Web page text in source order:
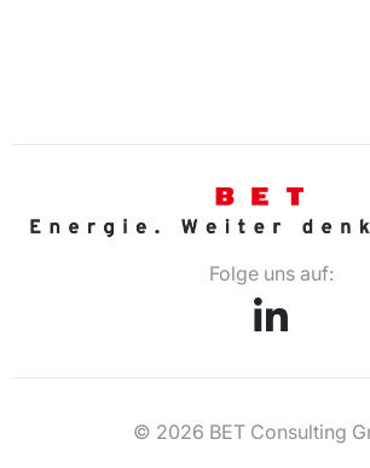
Folge uns auf:
© 2026 BET Consulting